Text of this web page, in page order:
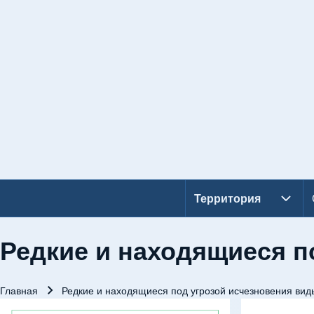
Основная навигация
Территория
Территория
Редкие и находящиеся
Главная Редкие и находящиеся под угрозой исчезновения